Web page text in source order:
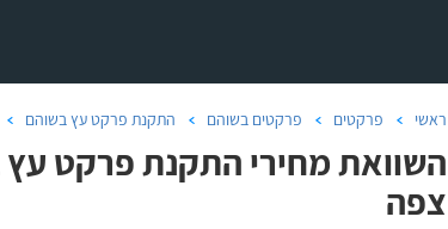
ראשי פרקטים פרקטים בשוהם התקנת פרקט עץ בשוהם
השוואת מחירי התקנת פרקט
צפה